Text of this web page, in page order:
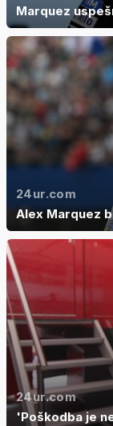
Marquez
24ur.com
Alex Marquez
24ur.com
'Poškodba je